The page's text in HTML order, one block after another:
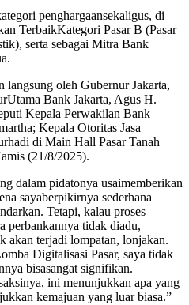
penghargaansekaligus, di
TerbaikKategori Pasar B (Pasar
serta sebagai Mitra Bank
langsung oleh Gubernur Jakarta,
Bank Jakarta, Agus H.
Kepala Perwakilan Bank
Kepala Otoritas Jasa
di Main Hall Pasar Tanah
(21/8/2025).
dalam pidatonya usaimemberikan
sayaberpikirnya sederhana
Tetapi, kalau proses
perbankannya tidak diadu,
akan terjadi lompatan, lonjakan.
Digitalisasi Pasar, saya tidak
bisasangat signifikan.
ini menunjukkan apa yang
kemajuan yang luar biasa.”